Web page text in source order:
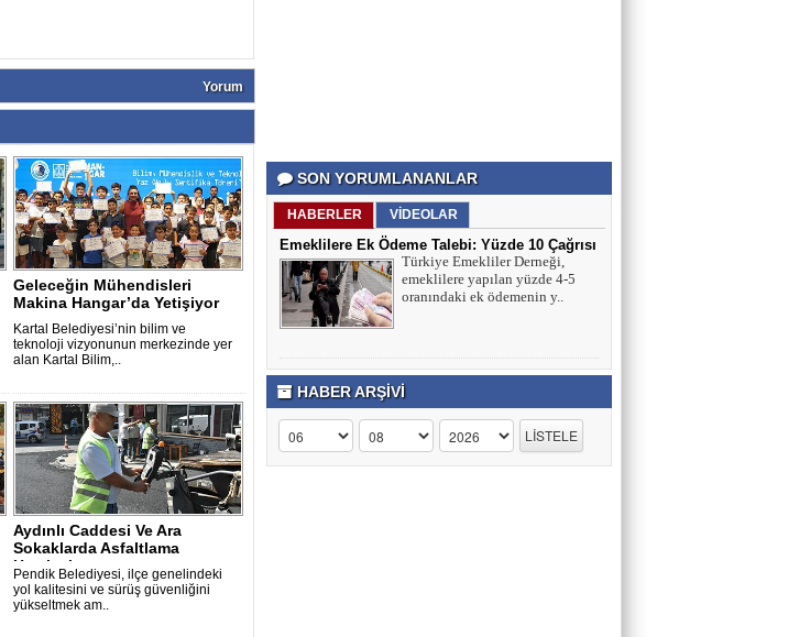
Yorum
Geleceğin Mühendisleri
Makina Hangar’da Yetişiyor
Kartal Belediyesi’nin bilim ve
teknoloji vizyonunun merkezinde yer
alan Kartal Bilim,..
Aydınlı Caddesi Ve Ara
Sokaklarda Asfaltlama
Hamlesi
Pendik Belediyesi, ilçe genelindeki
yol kalitesini ve sürüş güvenliğini
yükseltmek am..
porno
izle
antalya
escort
antalya
escort
antalya
escort
bursa
escort
bursa
alanya
escort
Genel
Hesap
Türkiye
şehir
rehberi
Takviye
karşılaştırmaları
SON YORUMLANANLAR
HABERLER VİDEOLAR
Emeklilere Ek Ödeme Talebi: Yüzde 10 Çağrısı
Türkiye Emekliler Derneği,
emeklilere yapılan yüzde 4-5
oranındaki ek ödemenin y..
HABER ARŞİVİ